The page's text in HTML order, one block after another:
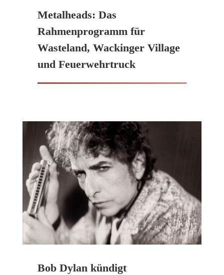
Metalheads: Das
Rahmenprogramm für
Wasteland, Wackinger Village
und Feuerwehrtruck
Bob Dylan kündigt